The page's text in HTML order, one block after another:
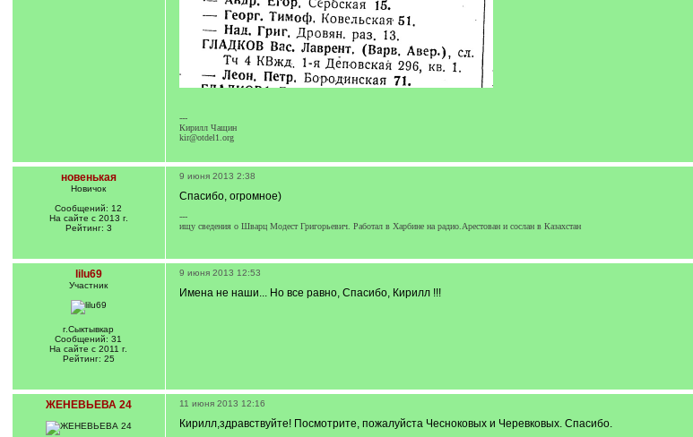
---
Кирилл Чащин
kir@otdel1.org
новенькая
Новичок
Сообщений: 12
На сайте с 2013 г.
Рейтинг: 3
9 июня 2013 2:38
Спасибо, огромное)
---
ищу сведения о Шварц Модест Григорьевич. Работал в Харбине на радио.Арестован и сослан в Казахстан
lilu69
Участник
г.Сыктывкар
Сообщений: 31
На сайте с 2011 г.
Рейтинг: 25
9 июня 2013 12:53
Имена не наши... Но все равно, Спасибо, Кирилл !!!
ЖЕНЕВЬЕВА 24 11 июня 2013 12:16
Кирилл,здравствуйте! Посмотрите, пожалуйста Чесноковых и Черевковых. Спасибо.